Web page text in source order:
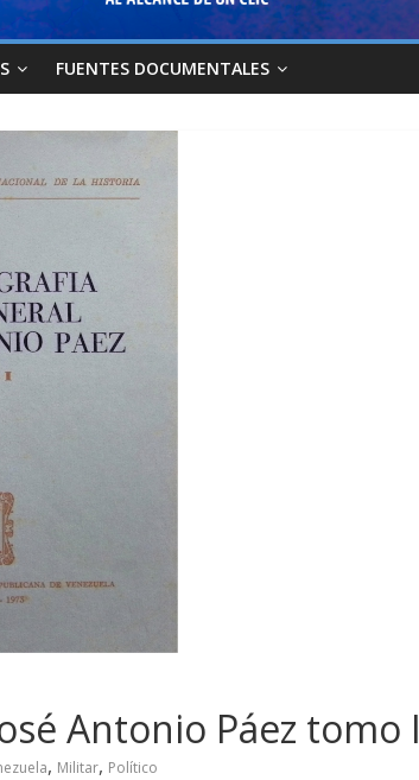
FUENTES DOCUMENTALES
Antonio Páez tomo I
, Militar, Político